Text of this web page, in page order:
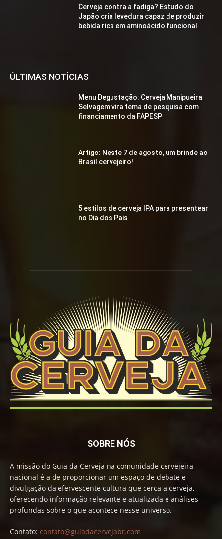
Cerveja contra a fadiga? Estudo do
Japão cria levedura capaz de produzir
bebida rica em aminoácido funcional
ÚLTIMAS NOTÍCIAS
Menu Degustação: Cerveja Manipueira
Selvagem vira tema de pesquisa com
financiamento da FAPESP
Artigo: Neste 7 de agosto, um brinde ao
Brasil cervejeiro!
5 estilos de cerveja IPA para presentear
no Dia dos Pais
SOBRE NÓS
A missão do Guia da Cerveja na comunidade cervejeira
nacional é a de proporcionar um espaço de debate e
divulgação da efervescente cultura que cerca a cerveja,
oferecendo informação relevante e atualizada e análises
profundas sobre o que acontece nesse universo.
Contato: contato@guiadacervejabr.com